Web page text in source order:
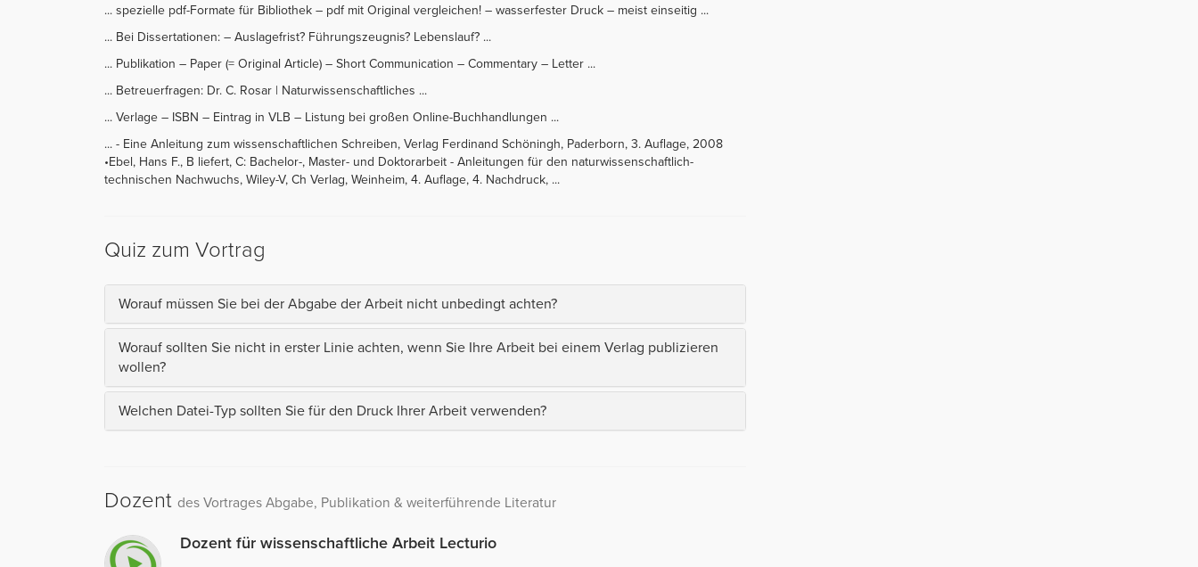
... spezielle pdf-Formate für Bibliothek – pdf mit Original vergleichen! – wasserfester Druck – meist einseitig ...
... Bei Dissertationen: – Auslagefrist? Führungszeugnis? Lebenslauf? ...
... Publikation – Paper (= Original Article) – Short Communication – Commentary – Letter ...
... Betreuerfragen: Dr. C. Rosar | Naturwissenschaftliches ...
... Verlage – ISBN – Eintrag in VLB – Listung bei großen Online-Buchhandlungen ...
... - Eine Anleitung zum wissenschaftlichen Schreiben, Verlag Ferdinand Schöningh, Paderborn, 3. Auflage, 2008
•Ebel, Hans F., B liefert, C: Bachelor-, Master- und Doktorarbeit - Anleitungen für den naturwissenschaftlich-
technischen Nachwuchs, Wiley-V, Ch Verlag, Weinheim, 4. Auflage, 4. Nachdruck, ...
Quiz zum Vortrag
Worauf müssen Sie bei der Abgabe der Arbeit nicht unbedingt achten?
Worauf sollten Sie nicht in erster Linie achten, wenn Sie Ihre Arbeit bei einem Verlag publizieren
wollen?
Welchen Datei-Typ sollten Sie für den Druck Ihrer Arbeit verwenden?
Dozent des Vortrages Abgabe, Publikation & weiterführende Literatur
Dozent für wissenschaftliche Arbeit Lecturio